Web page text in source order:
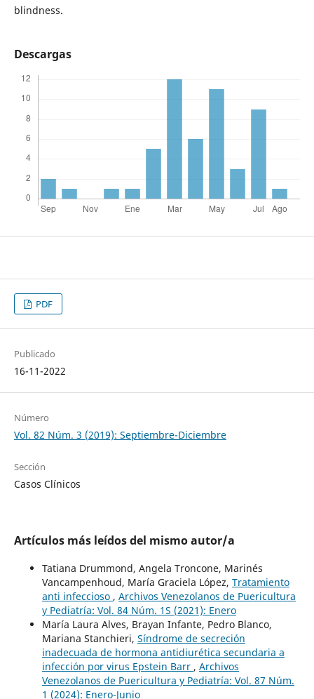
blindness.
Descargas
PDF
Publicado
16-11-2022
Número
Vol. 82 Núm. 3 (2019): Septiembre-Diciembre
Sección
Casos Clínicos
Artículos más leídos del mismo autor/a
Tatiana Drummond, Angela Troncone, Marinés
Vancampenhoud, María Graciela López, Tratamiento
anti infeccioso , Archivos Venezolanos de Puericultura
y Pediatría: Vol. 84 Núm. 1S (2021): Enero
María Laura Alves, Brayan Infante, Pedro Blanco,
Mariana Stanchieri, Síndrome de secreción
inadecuada de hormona antidiurética secundaria a
infección por virus Epstein Barr , Archivos
Venezolanos de Puericultura y Pediatría: Vol. 87 Núm.
1 (2024): Enero-Junio